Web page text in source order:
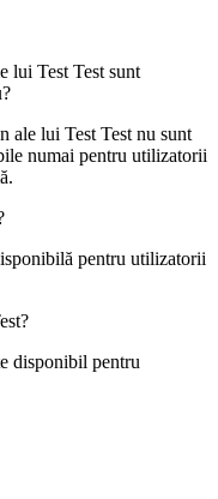
lui Test Test sunt
ale lui Test Test nu sunt
numai pentru utilizatorii
pentru utilizatorii
?
disponibil pentru